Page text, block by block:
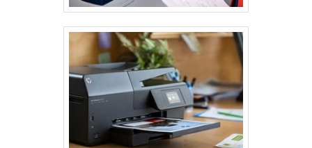
consumo de energia é, portanto, uma parte importante
do custo total de operação.
MANUTENÇÃO PREVENTIVA
Estabelecer um cronograma de manutenção é
essencial para evitar falhas inesperadas. Limpar
regularmente a impressora não só garante a
qualidade das cópias, mas também fornece uma